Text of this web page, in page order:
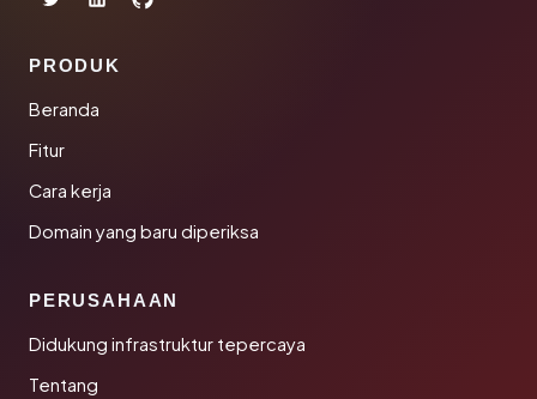
PRODUK
Beranda
Fitur
Cara kerja
Domain yang baru diperiksa
PERUSAHAAN
Didukung infrastruktur tepercaya
Tentang